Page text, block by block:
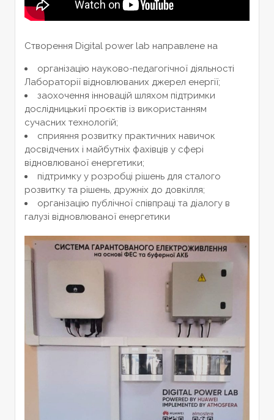
Створення Digital power lab направлене на
організацію науково-педагогічної діяльності
Лабораторії відновлюваних джерел енергії;
заохочення інновацій шляхом підтримки
дослідницькиї проєктів із використанням
сучасних технологій;
сприяння розвитку практичних навичок
досвідчених і майбутніх фахівців у сфері
відновлюваної енергетики;
підтримку у розробці рішень для сталого
розвитку та рішень, дружніх до довкілля;
організацію публічної співпраці та діалогу в
галузі відновлюваної енергетики